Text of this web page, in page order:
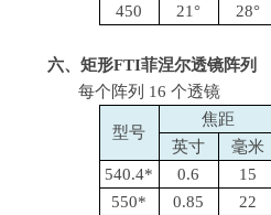
450
21° 28°
六、矩形FTI菲涅尔透镜阵列
每个阵列 16 个透镜
型号
焦距
英寸
毫米
540.4*
0.6 15
550*
0.85 22